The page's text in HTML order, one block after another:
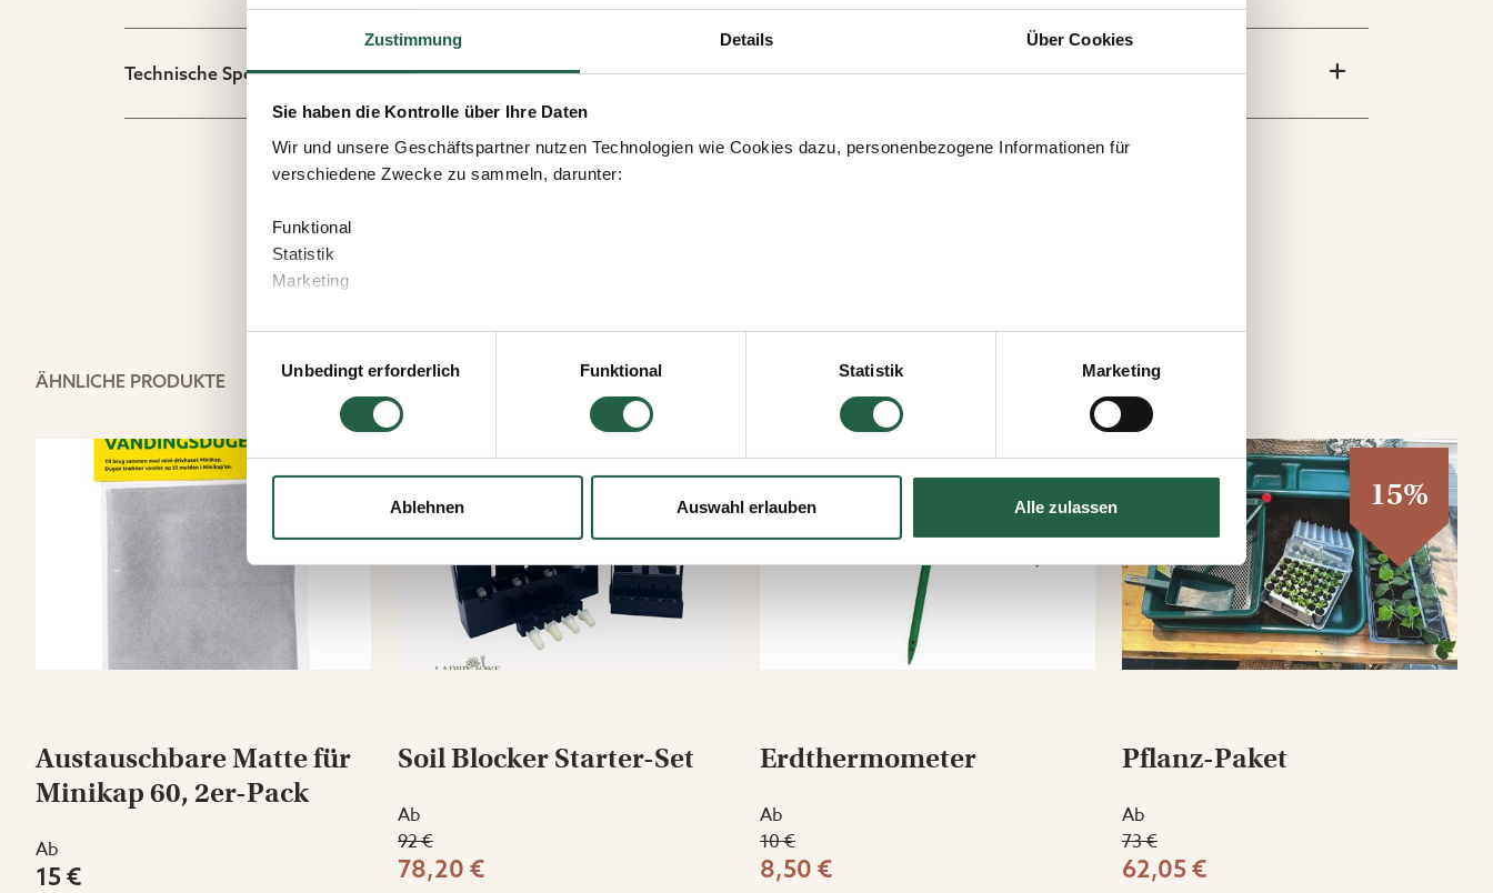
Zustimmung Details Über Cookies
Sie haben die Kontrolle über Ihre Daten
Wir und unsere Geschäftspartner nutzen Technologien wie Cookies dazu, personenbezogene Informationen für
verschiedene Zwecke zu sammeln, darunter:
Funktional
Statistik
Marketing
Wenn Sie auf „Akzeptieren“ klicken, erteilen Sie Ihre Einwilligung für alle diese Zwecke. Sie können auch entscheiden,
welchen Zwecken Sie zustimmen, indem Sie das Kästchen neben dem Zweck anklicken und auf „Einstellungen
​Datenschutzerklärung von Google
Unbedingt erforderlich
Funktional Statistik Marketing
Ablehnen Auswahl erlauben Alle zulassen
Technische Spezifikation
ÄHNLICHE PRODUKTE
Austauschbare Matte für
Minikap 60, 2er-Pack
Ab
15 €
15%
Soil Blocker Starter-Set
Ab
92 €
78,20 €
15%
Erdthermometer
Ab
10 €
8,50 €
15%
Pflanz-Paket
Ab
73 €
62,05 €